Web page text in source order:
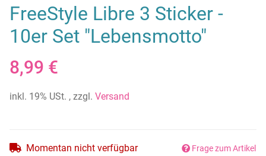
FreeStyle Libre 3 Sticker -
10er Set "Lebensmotto"
8,99 €
inkl. 19% USt. , zzgl. Versand
Momentan nicht verfügbar Frage zum Artikel